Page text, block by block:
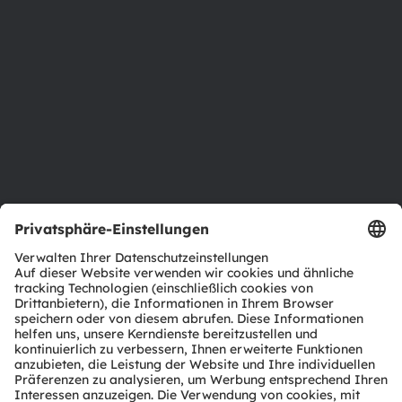
Produkt Selektor
Download Center
Tools
Kundenanfragen
Technischer Support
Partner Netzwerk
Whistleblowing